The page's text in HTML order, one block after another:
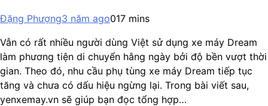
Đặng Phượng3 năm ago017 mins
Vẫn có rất nhiều người dùng Việt sử dụng xe máy Dream
làm phương tiện di chuyển hằng ngày bởi độ bền vượt thời
gian. Theo đó, nhu cầu phụ tùng xe máy Dream tiếp tục
tăng và chưa có dấu hiệu ngừng lại. Trong bài viết sau,
yenxemay.vn sẽ giúp bạn đọc tổng hợp…